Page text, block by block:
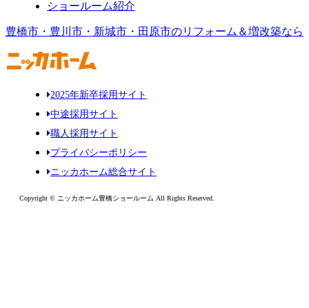
ショールーム紹介
豊橋市・豊川市・新城市・田原市のリフォーム＆増改築なら
2025年新卒採用サイト
中途採用サイト
職人採用サイト
プライバシーポリシー
ニッカホーム総合サイト
Copyright © ニッカホーム豊橋ショールーム All Rights Reserved.